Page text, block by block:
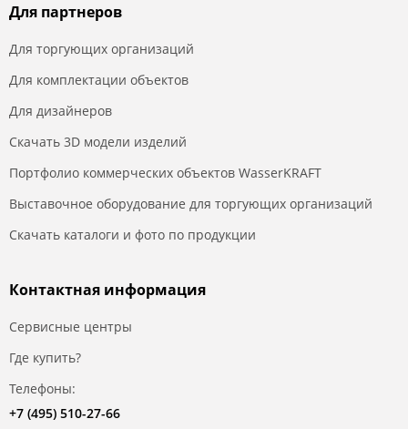
Для партнеров
Для торгующих организаций
Для комплектации объектов
Для дизайнеров
Скачать 3D модели изделий
Портфолио коммерческих объектов WasserKRAFT
Выставочное оборудование для торгующих организаций
Скачать каталоги и фото по продукции
Контактная информация
Сервисные центры
Где купить?
Телефоны:
+7 (495) 510-27-66